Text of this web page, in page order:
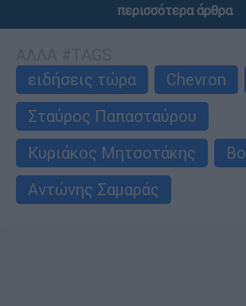
περισσότερα άρθρα
ειδήσεις τώρα
Chevron
Σταύρος Παπασταύρου
Κυριάκος Μητσοτάκης
Αντώνης Σαμαράς